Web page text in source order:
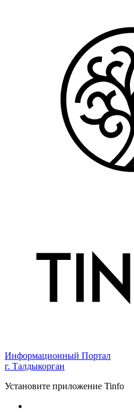
Информационный Портал
г. Талдыкорган
Установите приложение Tinfo